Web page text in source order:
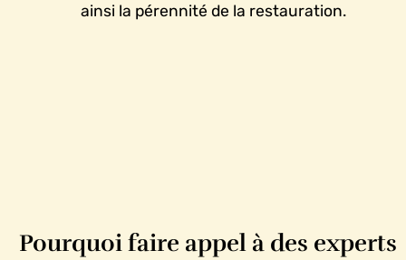
ainsi la pérennité de la restauration.
Pourquoi faire appel à des experts